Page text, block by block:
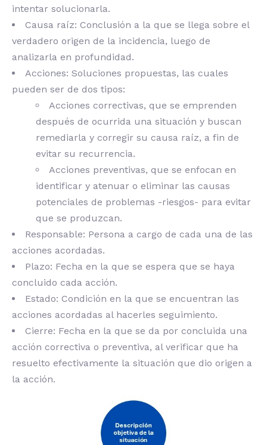
intentar solucionarla.
Causa raíz: Conclusión a la que se llega sobre el
verdadero origen de la incidencia, luego de
analizarla en profundidad.
Acciones: Soluciones propuestas, las cuales
pueden ser de dos tipos:
Acciones correctivas, que se emprenden
después de ocurrida una situación y buscan
remediarla y corregir su causa raíz, a fin de
evitar su recurrencia.
Acciones preventivas, que se enfocan en
identificar y atenuar o eliminar las causas
potenciales de problemas -riesgos- para evitar
que se produzcan.
Responsable: Persona a cargo de cada una de las
acciones acordadas.
Plazo: Fecha en la que se espera que se haya
concluido cada acción.
Estado: Condición en la que se encuentran las
acciones acordadas al hacerles seguimiento.
Cierre: Fecha en la que se da por concluida una
acción correctiva o preventiva, al verificar que ha
resuelto efectivamente la situación que dio origen a
la acción.